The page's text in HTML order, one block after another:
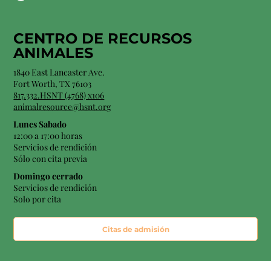
CENTRO DE RECURSOS
ANIMALES
1840 East Lancaster Ave.
Fort Worth, TX 76103
817.332.HSNT (4768) x106
animalresource@hsnt.org
Lunes Sabado
12:00 a 17:00 horas
Servicios de rendición
Sólo con cita previa
Domingo cerrado
Servicios de rendición
Solo por cita
Citas de admisión